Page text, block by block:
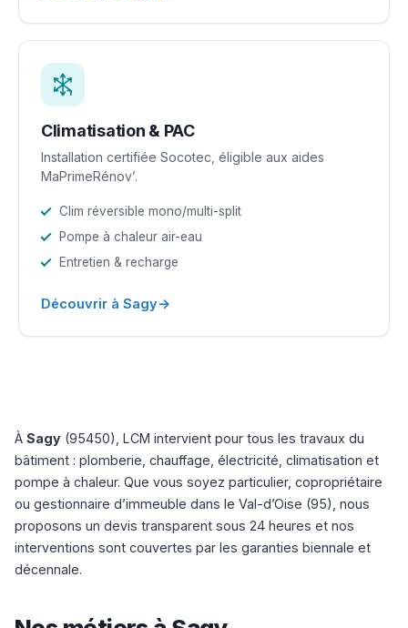
Climatisation & PAC
Installation certifiée Socotec, éligible aux aides
MaPrimeRénov’.
Clim réversible mono/multi-split
Pompe à chaleur air-eau
Entretien & recharge
Découvrir à Sagy→
À Sagy (95450), LCM intervient pour tous les travaux du
bâtiment : plomberie, chauffage, électricité, climatisation et
pompe à chaleur. Que vous soyez particulier, copropriétaire
ou gestionnaire d’immeuble dans le Val-d’Oise (95), nous
proposons un devis transparent sous 24 heures et nos
interventions sont couvertes par les garanties biennale et
décennale.